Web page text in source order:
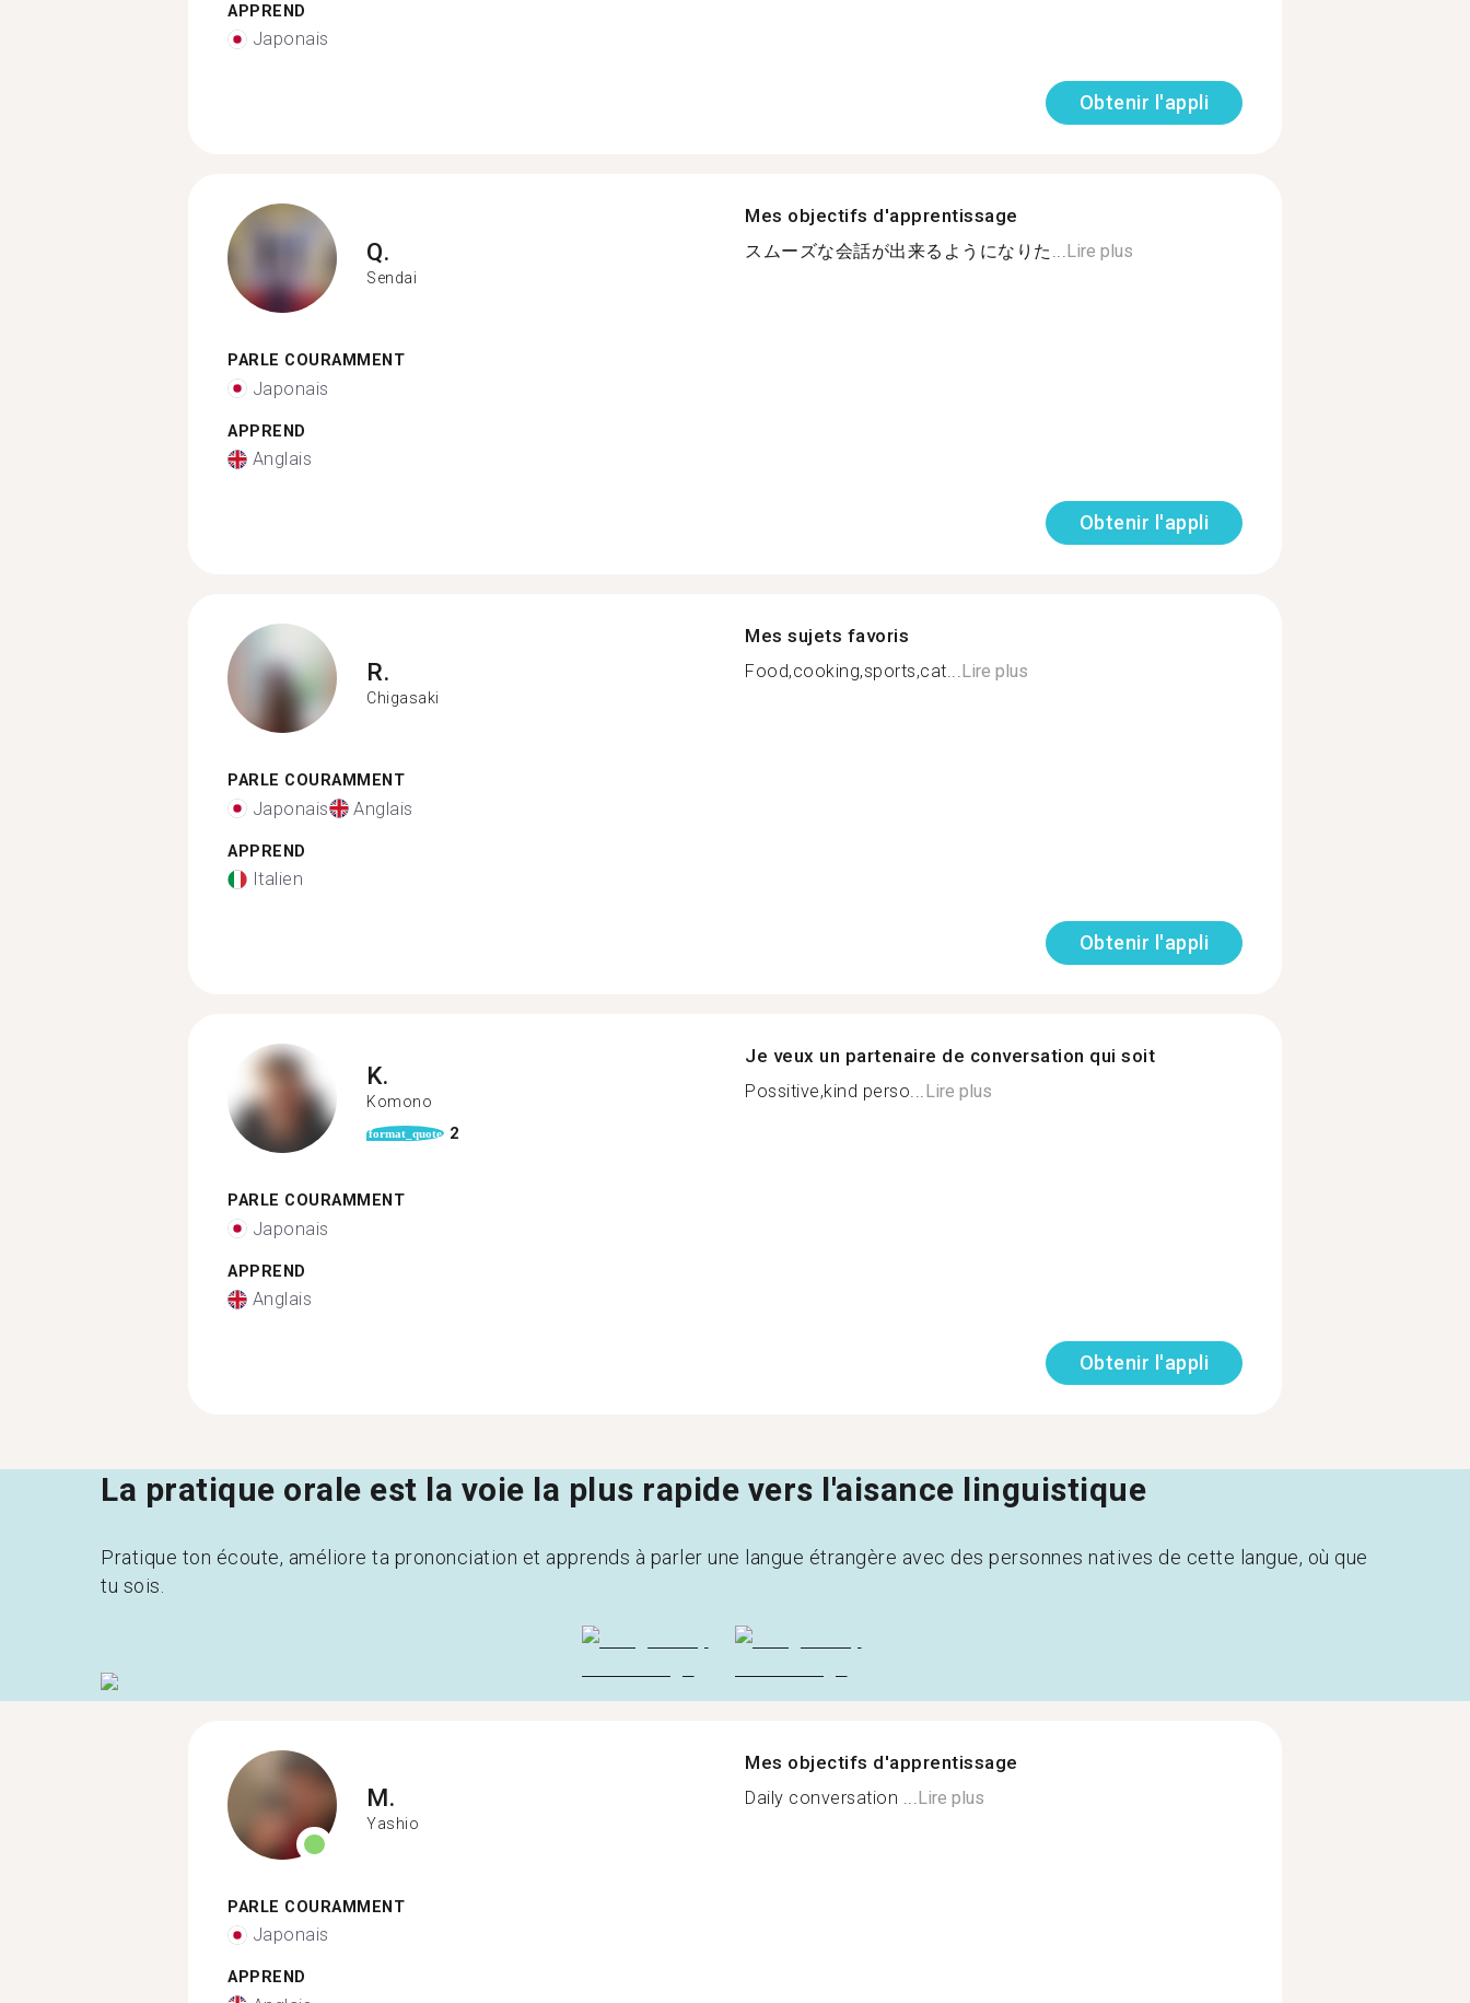
APPREND
Japonais
Obtenir l'appli
Q.
Sendai
PARLE COURAMMENT
Japonais
APPREND
Anglais
Mes objectifs d'apprentissage
スムーズな会話が出来るようになりた...Lire plus
Obtenir l'appli
R.
Chigasaki
PARLE COURAMMENT
Japonais Anglais
APPREND
Italien
Mes sujets favoris
Food,cooking,sports,cat...Lire plus
Obtenir l'appli
K.
Komono
format_quote 2
PARLE COURAMMENT
Japonais
APPREND
Anglais
Je veux un partenaire de conversation qui soit
Possitive,kind perso...Lire plus
Obtenir l'appli
La pratique orale est la voie la plus rapide vers l'aisance linguistique
Pratique ton écoute, améliore ta prononciation et apprends à parler une langue étrangère avec des personnes natives de cette langue, où que
tu sois.
M.
Yashio
PARLE COURAMMENT
Japonais
APPREND
Mes objectifs d'apprentissage
Daily conversation ... Lire plus